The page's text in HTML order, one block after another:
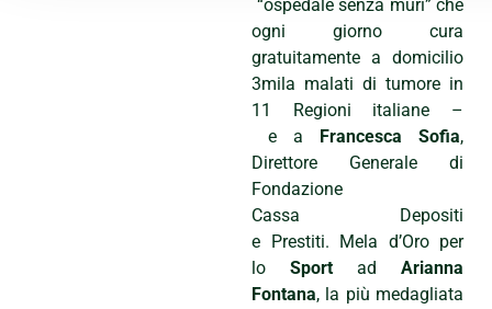
“ospedale senza muri” che
ogni giorno cura
gratuitamente a domicilio
3mila malati di tumore in
11 Regioni italiane –
e a Francesca Sofia,
Direttore Generale di
Fondazione
Cassa Depositi
e Prestiti. Mela d’Oro per
loSport adArianna
Fontana, la più medagliata